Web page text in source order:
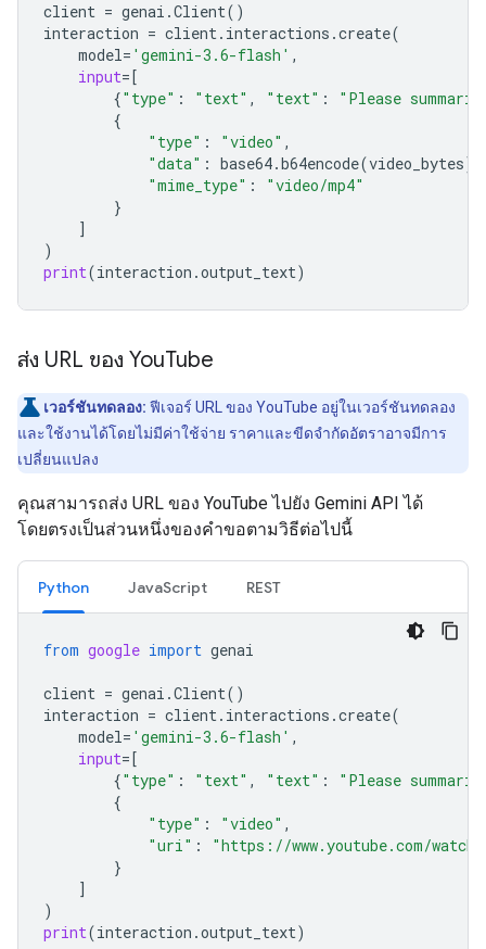
client = genai .Client()
interaction = client. interactions .create(
model= 'gemini-3.6-flash' ,
input=[
{"type" : "text" , "text" :
"Please
{
"type" : "video" ,
"data" : base64.b64encode(video_bytes)
"mime_type" :
"video/mp4"
}
]
)
print(interaction .output_text)
ส่ง URL ของ YouTube
เวอร์ชันทดลอง: ฟีเจอร์ URL ของ YouTube อยู่ในเวอร์ชันทดลอง
และใช้งานได้โดยไม่มีค่าใช้จ่าย ราคาและขีดจำกัดอัตราอาจมีการ
เปลี่ยนแปลง
คุณสามารถส่ง URL ของ YouTube ไปยัง Gemini API ได้
โดยตรงเป็นส่วนหนึ่งของคำขอตามวิธีต่อไปนี้
Python JavaScript REST
from google import genai
client = genai .Client()
interaction = client. interactions .create(
model= 'gemini-3.6-flash' ,
input=[
{"type" : "text" , "text" :
"Please
{
"type" : "video" ,
"uri" :
"https://www.youtube.com/
}
]
)
print(interaction .output_text)